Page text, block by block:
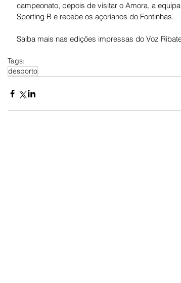
campeonato, depois de visitar o Amora, a
Sporting B e recebe os açorianos do Fontinhas.
Saiba mais nas edições impressas do Voz
Tags:
desporto